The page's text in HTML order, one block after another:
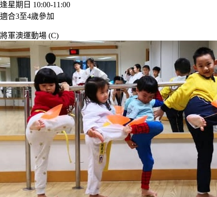
逢星期日 10:00-11:00
適合3至4歲參加
將軍澳運動場 (C)